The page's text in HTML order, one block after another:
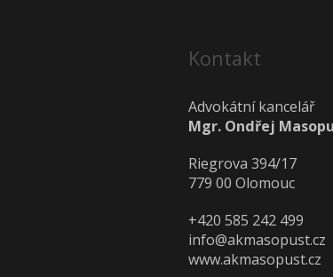
Kontakt
Advokátní kancelář
Mgr. Ondřej
Riegrova 394/17
779 00 Olomouc
+420 585 242 499
info@akmasopust.cz
www.akmasopust.cz